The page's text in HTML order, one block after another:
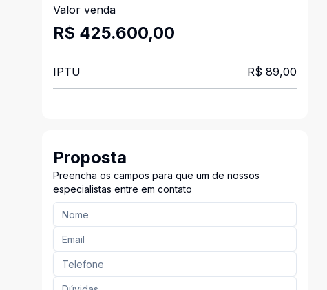
Valor venda
R$ 425.600,00
IPTU R$ 89,00
Proposta
Preencha os campos para que um de nossos
especialistas entre em contato